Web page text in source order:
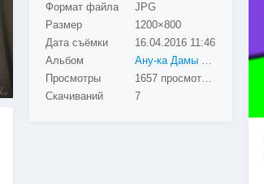
Формат файла
JPG
Размер
1200×800
Дата съёмки
16.04.2016 11:46
Альбом
Ану-ка Дамы 2016! Яковлевка
Просмотры
1657 просмотров
Скачиваний
7